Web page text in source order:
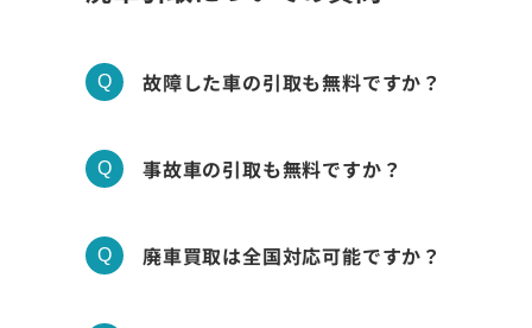
故障した車の引取も無料ですか？
事故車の引取も無料ですか？
廃車買取は全国対応可能ですか？